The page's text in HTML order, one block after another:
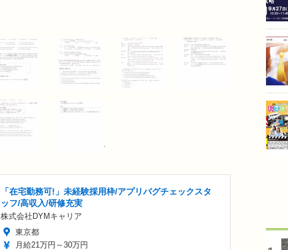
「在宅勤務可!」未経験採用枠/アプリバグチェックスタ
ッフ/高収入/研修充実
株式会社DYMキャリア
東京都
月給21万円～30万円